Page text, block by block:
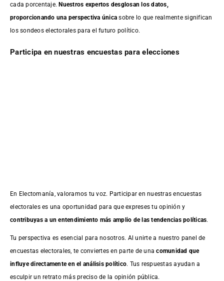
cada porcentaje.Nuestros expertos desglosan los datos,
proporcionando una perspectiva única sobre lo que realmente significan
los sondeos electorales para el futuro político.
Participa en nuestras encuestas para elecciones
En Electomanía, valoramos tu voz. Participar en nuestras encuestas
electorales es una oportunidad para que expreses tu opinión y
contribuyas a un entendimiento más amplio de las tendencias políticas.
Tu perspectiva es esencial para nosotros. Al unirte a nuestro panel de
encuestas electorales, te conviertes en parte de unacomunidad que
influye directamente en el análisis político. Tus respuestas ayudan a
esculpir un retrato más preciso de la opinión pública.